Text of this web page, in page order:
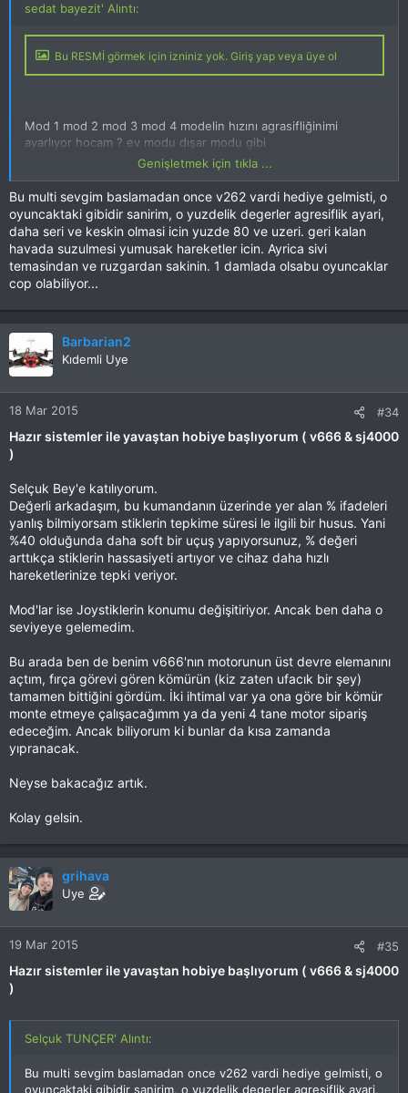
sedat bayezit' Alıntı:
Bu RESMİ görmek için izniniz yok. Giriş yap veya üye ol
Mod 1 mod 2 mod 3 mod 4 modelin hızını agrasifliğinimi
ayarlıyor hocam ? ev modu dışar modu gibi
öyle ise ki öyle tahmin ediyorum
%40 %60 %80 %100 yazan kısım neyi ifade ediyor yüksekliğimi
acaba kafama takıldı
modları değiştirmeyi bilmeyenler için güzel bir video ekliyeyim
buraya belki işine yarayan olur
Bu LİNKİ görmek için izniniz yok. Giriş yap veya üye ol
Genişletmek için tıkla ...
Bu multi sevgim baslamadan once v262 vardi hediye gelmisti, o
oyuncaktaki gibidir sanirim, o yuzdelik degerler agresiflik ayari,
daha seri ve keskin olmasi icin yuzde 80 ve uzeri. geri kalan
havada suzulmesi yumusak hareketler icin. Ayrica sivi
temasindan ve ruzgardan sakinin. 1 damlada olsabu oyuncaklar
cop olabiliyor...
Barbarian2
Kıdemli Uye
18 Mar 2015 #34
Hazır sistemler ile yavaştan hobiye başlıyorum ( v666 & sj4000
)
Selçuk Bey'e katılıyorum.
Değerli arkadaşım, bu kumandanın üzerinde yer alan % ifadeleri
yanlış bilmiyorsam stiklerin tepkime süresi le ilgili bir husus. Yani
%40 olduğunda daha soft bir uçuş yapıyorsunuz, % değeri
arttıkça stiklerin hassasiyeti artıyor ve cihaz daha hızlı
hareketlerinize tepki veriyor.
Mod'lar ise Joystiklerin konumu değişitiriyor. Ancak ben daha o
seviyeye gelemedim.
Bu arada ben de benim v666'nın motorunun üst devre elemanını
açtım, fırça görevi gören kömürün (kiz zaten ufacık bir şey)
tamamen bittiğini gördüm. İki ihtimal var ya ona göre bir kömür
monte etmeye çalışacağımm ya da yeni 4 tane motor sipariş
edeceğim. Ancak biliyorum ki bunlar da kısa zamanda
yıpranacak.
Neyse bakacağız artık.
Kolay gelsin.
grihava
Uye
19 Mar 2015 #35
Hazır sistemler ile yavaştan hobiye başlıyorum ( v666 & sj4000
)
Selçuk TUNÇER' Alıntı:
Bu multi sevgim baslamadan once v262 vardi hediye gelmisti, o
oyuncaktaki gibidir sanirim, o yuzdelik degerler agresiflik ayari,